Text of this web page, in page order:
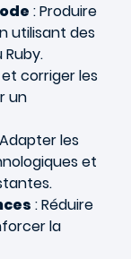
: Produire
utilisant des
corriger les
un
les
et
: Réduire
la